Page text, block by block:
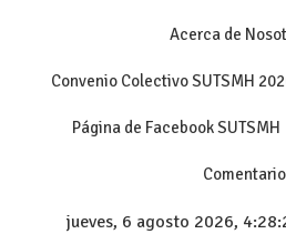
Acerca de
Convenio Colectivo SUTSMH
Página de Facebook SUTSMH
jueves, 6 agosto 2026,